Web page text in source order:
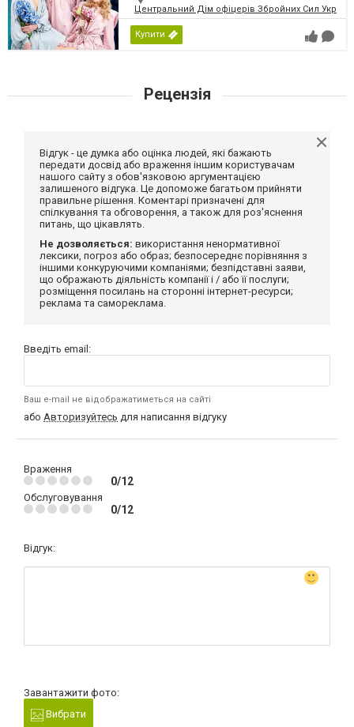
Центральний Дім офіцерів Збройних Сил
Купити
Рецензія
Відгук - це думка або оцінка людей, які бажають
передати досвід або враження іншим користувачам
нашого сайту з обов'язковою аргументацією
залишеного відгука. Це допоможе багатьом прийняти
правильне рішення. Коментарі призначені для
спілкування та обговорення, а також для роз'яснення
питань, що цікавлять.
Не дозволяється: використання ненормативної
лексики, погроз або образ; безпосереднє порівняння з
іншими конкуруючими компаніями; безпідставні заяви,
що ображають діяльність компанії і / або її послуги;
розміщення посилань на сторонні інтернет-ресурси;
реклама та самореклама.
Введіть email:
Ваш e-mail не відображатиметься на сайті
або Авторизуйтесь для написання відгуку
Враження
0/12
Обслуговування
0/12
Відгук:
Завантажити фото:
Вибрати